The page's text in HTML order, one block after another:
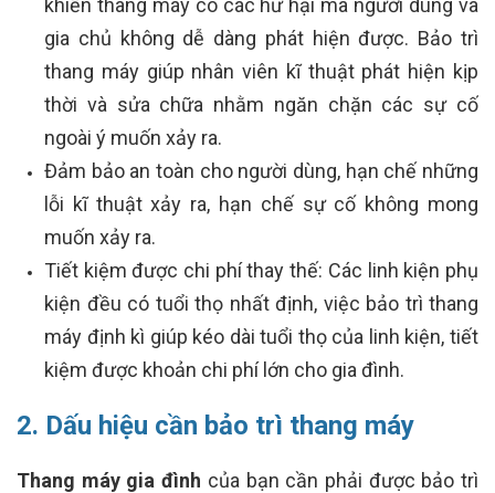
gia chủ không dễ dàng phát hiện được. Bảo trì
thang máy giúp nhân viên kĩ thuật phát hiện kịp
thời và sửa chữa nhằm ngăn chặn các sự cố
ngoài ý muốn xảy ra.
Đảm bảo an toàn cho người dùng, hạn chế những
lỗi kĩ thuật xảy ra, hạn chế sự cố không mong
muốn xảy ra.
Tiết kiệm được chi phí thay thế: Các linh kiện phụ
kiện đều có tuổi thọ nhất định, việc bảo trì thang
máy định kì giúp kéo dài tuổi thọ của linh kiện, tiết
kiệm được khoản chi phí lớn cho gia đình.
2. Dấu hiệu cần bảo trì thang máy
Thang máy gia đình của bạn cần phải được bảo trì